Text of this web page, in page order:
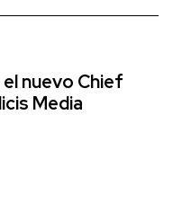
nuevo Chief
Media